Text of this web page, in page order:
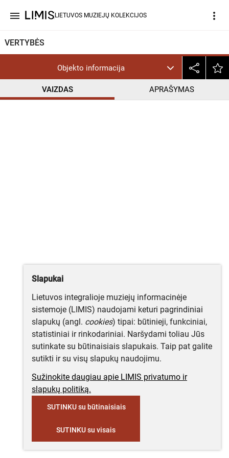
menu LIETUVOS MUZIEJŲ KOLEKCIJOS more_vert
VERTYBĖS
Objekto informacija
VAIZDAS APRAŠYMAS
help_outline
Slapukai
Lietuvos integralioje muziejų informacinėje
sistemoje (LIMIS) naudojami keturi pagrindiniai
slapukų (angl. cookies) tipai: būtinieji, funkciniai,
statistiniai ir rinkodariniai. Naršydami toliau Jūs
sutinkate su būtinaisiais slapukais. Taip pat galite
sutikti ir su visų slapukų naudojimu.
Sužinokite daugiau apie LIMIS privatumo ir
slapukų politiką.
SUTINKU su būtinaisiais
SUTINKU su visais